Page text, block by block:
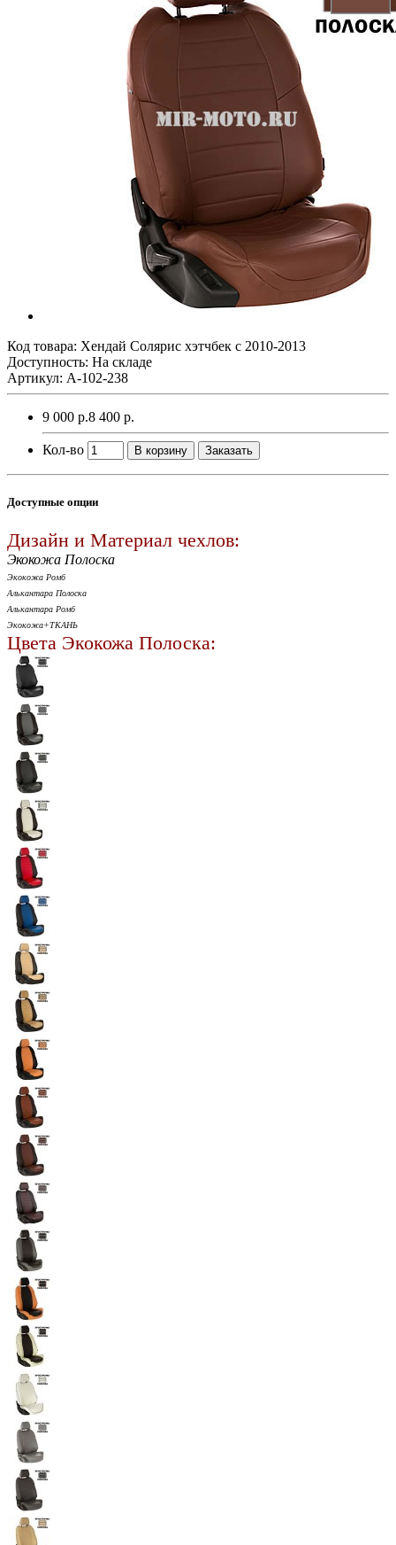
Код товара: Хендай Солярис хэтчбек с 2010-2013
Доступность: На складе
Артикул: A-102-238
9 000 р.8 400 р.
Кол-во В корзину Заказать
Доступные опции
Дизайн и Материал чехлов:
Экокожа Полоска
Экокожа Ромб
Алькантара Полоска
Алькантара Ромб
Экокожа+ТКАНЬ
Цвета Экокожа Полоска: